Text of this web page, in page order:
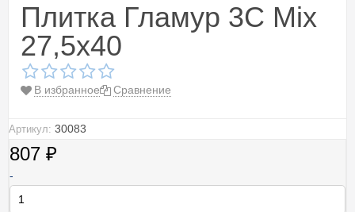
Плитка Гламур 3С Mix
27,5x40
В избранное Сравнение
Артикул: 30083
807 ₽
-